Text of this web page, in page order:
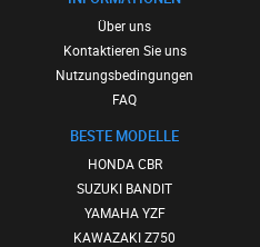
Über uns
Kontaktieren Sie uns
Nutzungsbedingungen
FAQ
BESTE MODELLE
HONDA CBR
SUZUKI BANDIT
YAMAHA YZF
KAWAZAKI Z750